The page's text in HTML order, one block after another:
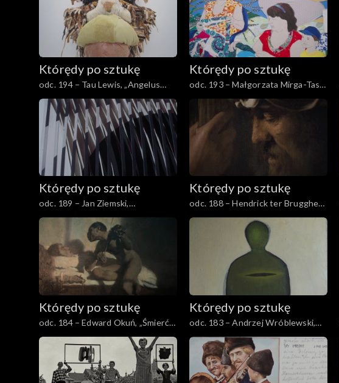
Którędy po sztukę
odc. 194 – Tau Lewis, „Angelus
Mortem”
Którędy po sztukę
odc. 193 – Małgorzata Mirga-Tas,
„Przeczarowując świat – czerwiec”
Którędy po sztukę
odc. 189 – Jan Ziemski,
„Interferencje”
Którędy po sztukę
odc. 188 – Hendrick ter Brugghen,
„Piłat umywający ręce”
Którędy po sztukę
odc. 184 – Edward Okuń, „Śmierć
Paganiniego”
Którędy po sztukę
odc. 183 – Andrzej Wróblewski,
„Kobieta”